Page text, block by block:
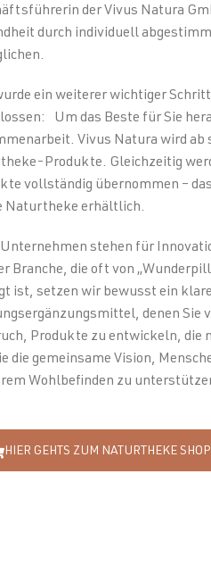
der Vivus Natura
durch individuell
ein weiterer wichtiger
Um das Beste für Sie
Vivus Natura wird
Produkte. Gleichzeitig
vollständig übernommen –
Naturtheke erhältlich.
Unternehmen stehen für
Branche, die oft von
ist, setzen wir bewusst ein
denen Sie
Produkte zu entwickeln, die
die gemeinsame Vision,
Wohlbefinden zu
HIER GEHTS ZUM NATURTHEKE SHOP